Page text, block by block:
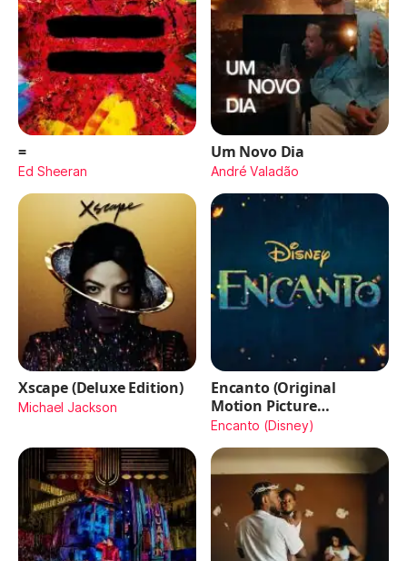
=
Ed Sheeran
Um Novo Dia
André Valadão
Xscape (Deluxe Edition)
Michael Jackson
Encanto (Original
Motion Picture
Soundtrack)
Encanto (Disney)